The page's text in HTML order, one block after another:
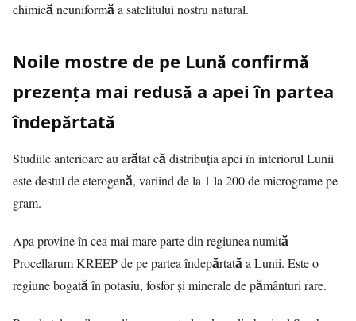
chimică neuniformă a satelitului nostru natural.
Noile mostre de pe Lună confirmă
prezența mai redusă a apei în partea
îndepărtată
Studiile anterioare au arătat că distribuția apei în interiorul Lunii
este destul de eterogenă, variind de la 1 la 200 de micrograme pe
gram.
Apa provine în cea mai mare parte din regiunea numită
Procellarum KREEP de pe partea îndepărtată a Lunii. Este o
regiune bogată în potasiu, fosfor și minerale de pământuri rare.